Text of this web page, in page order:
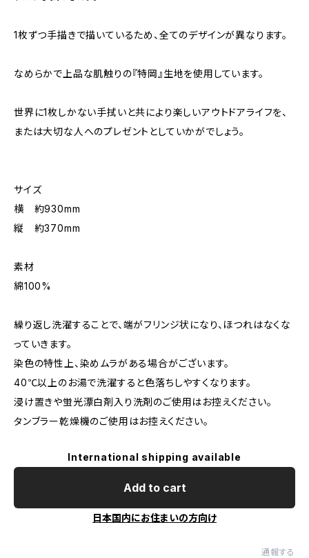
1枚ずつ手描きで描いているため、全てのデザインが異なります。
なめらかで上品な肌触りの『特岡』生地を使用しています。
世界に1枚しかない手拭いと共により楽しいアウトドアライフを、
または大切な人へのプレゼントとしていかがでしょう。
サイズ
横 約930mm
縦 約370mm
素材
綿100%
繰り返し洗濯することで、端がフリンジ状になり、ほつれはなくな
っていきます。
染色の特性上、染めムラがある場合がございます。
40℃以上のお湯で洗濯すると色落ちしやすくなります。
浸け置きや蛍光漂白剤入り洗剤のご使用はお控えください。
タンブラー乾燥機のご使用はお控えください。
International shipping available
Add to cart
日本国内にお住まいの方向け
通報する